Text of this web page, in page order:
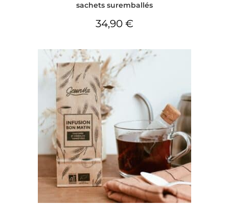
sachets suremballés
34,90 €